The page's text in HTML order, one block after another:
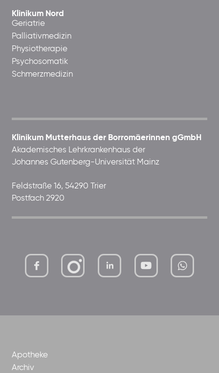
Klinikum Nord
Geriatrie
Palliativmedizin
Physiotherapie
Psychosomatik
Schmerzmedizin
Klinikum Mutterhaus der Borromäerinnen gGmbH
Akademisches Lehrkrankenhaus der
Johannes Gutenberg-Universität Mainz
Feldstraße 16, 54290 Trier
Postfach 2920
mutterhaus-xMBTtqOwC1KKBww
Apotheke
Archiv